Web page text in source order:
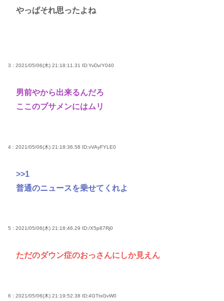
やっぱそれ思ったよね
3 : 2021/05/06(木) 21:18:11.31 ID:YvDv/Y040
男前やから出来るんだろ
ここのブサメンにはムリ
4 : 2021/05/06(木) 21:18:36.58 ID:vVAyFYLE0
>>1
普通のニュースを乗せてくれよ
5 : 2021/05/06(木) 21:18:46.29 ID:/X5p87Rj0
ただのダウン症のおっさんにしか見えん
6 : 2021/05/06(木) 21:19:52.38 ID:4GTtxGvW0